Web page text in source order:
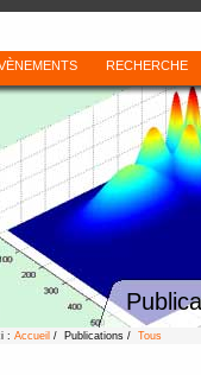
RECHERCHE
: Accueil / Publications / Tous